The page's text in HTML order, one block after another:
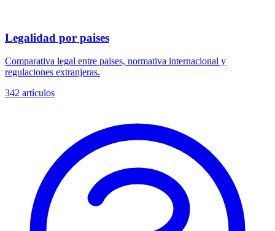
Legalidad por paises
Comparativa legal entre paises, normativa internacional y
regulaciones extranjeras.
342 artículos